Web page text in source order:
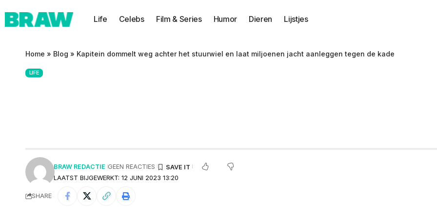
Life Celebs Film & Series Humor Dieren Lijstjes
Home » Blog » Kapitein dommelt weg achter het stuurwiel en laat miljoenen jacht aanleggen tegen de kade
LIFE
LAATST BIJGEWERKT: 12 JUNI 2023 13:20
BRAW REDACTIE GEEN REACTIES
SHARE